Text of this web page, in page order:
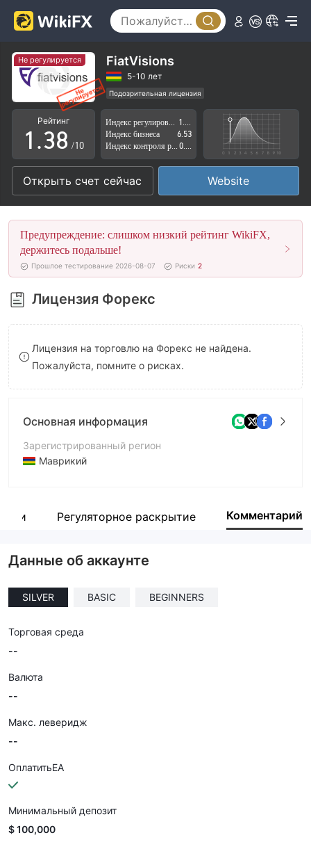
Не регулируется FiatVisions
5-10 лет
Подозрительная лицензия
Регион деятельности подозрителен
Высокие потенциальные риски
Рейтинг
0
1
2
3
4
5
6
7
8
9
.
0
1
2
3
4
5
6
7
8
9
4
5
6
7
8
9
/10
Индекс бизнеса
6.53
Открыть счет сейчас Website
Предупреждение: слишком низкий рейтинг WikiFX,
держитесь подальше!
Прошлое тестирование 2026-08-07 Риски 2
Лицензия Форекс
Лицензия на торговлю на Форекс не найдена.
Пожалуйста, помните о рисках.
Основная информация
Зарегистрированный регион
Маврикий
КомпанияРегуляторное раскрытие Комментарий
Данные об аккаунте
SILVER BASIC BEGINNERS
Торговая среда
--
Валюта
--
Макс. леверидж
--
ОплатитьEA
Минимальный депозит
$ 100,000